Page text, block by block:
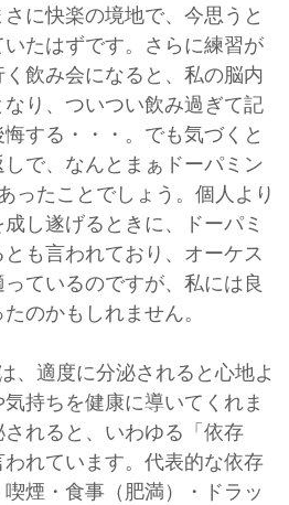
に快楽の境地で、今思うと
いたはずです。さらに練習が
飲み会になると、私の脳内
なり、ついつい飲み過ぎて記
する・・・。でも気づくと
で、なんとまぁドーパミン
ったことでしょう。個人より
し遂げるときに、ドーパミ
も言われており、オーケス
ているのですが、私には良
のかもしれません。
、適度に分泌されると心地よ
持ちを健康に導いてくれま
れると、いわゆる「依存
れています。代表的な依存
煙・食事（肥満）・ドラッ